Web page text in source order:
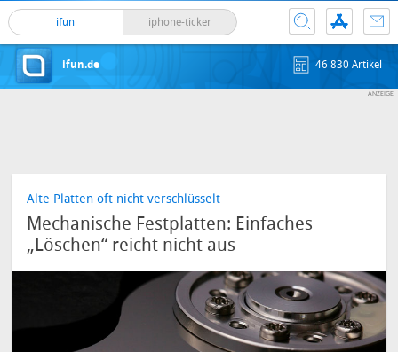
ifun iphone-ticker
ifun.de 46 830 Artikel
Alte Platten oft nicht verschlüsselt
Mechanische Festplatten: Einfaches
„Löschen“ reicht nicht aus